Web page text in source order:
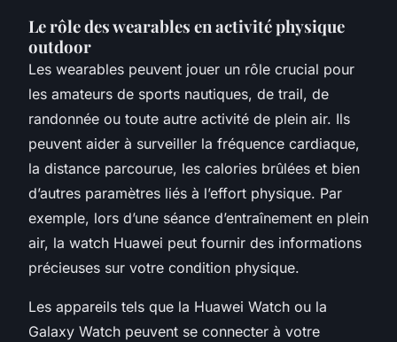
Le rôle des wearables en activité physique
outdoor
Les wearables peuvent jouer un rôle crucial pour
les amateurs de sports nautiques, de trail, de
randonnée ou toute autre activité de plein air. Ils
peuvent aider à surveiller la fréquence cardiaque,
la distance parcourue, les calories brûlées et bien
d’autres paramètres liés à l’effort physique. Par
exemple, lors d’une séance d’entraînement en plein
air, la watch Huawei peut fournir des informations
précieuses sur votre condition physique.
Les appareils tels que la Huawei Watch ou la
Galaxy Watch peuvent se connecter à votre